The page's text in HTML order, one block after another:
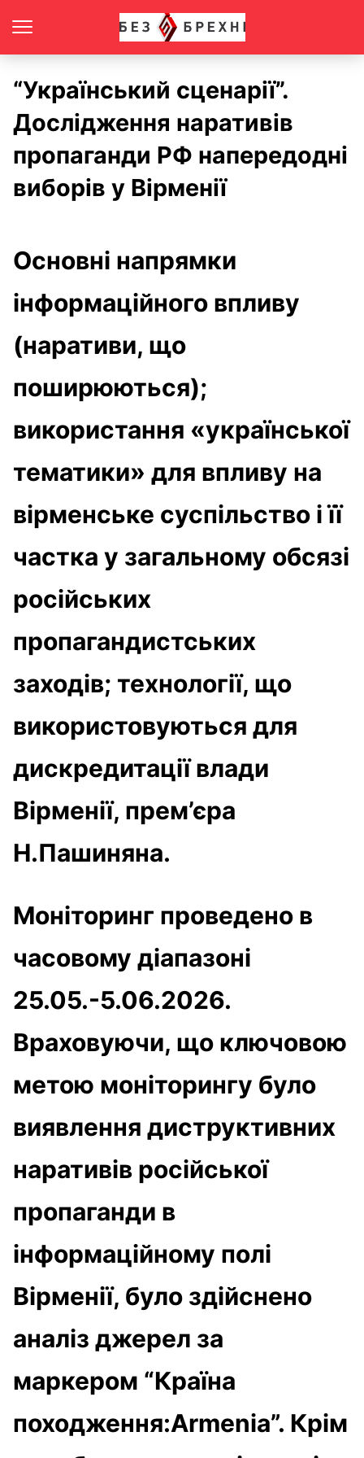
“Український сценарії”.
Дослідження наративів
пропаганди РФ напередодні
виборів у Вірменії
Основні напрямки
інформаційного впливу
(наративи, що
поширюються);
використання «української
тематики» для впливу на
вірменське суспільство і її
частка у загальному обсязі
російських
пропагандистських
заходів; технології, що
використовуються для
дискредитації влади
Вірменії, прем’єра
Н.Пашиняна.
Моніторинг проведено в
часовому діапазоні
25.05.-5.06.2026.
Враховуючи, що ключовою
метою моніторингу було
виявлення диструктивних
наративів російської
пропаганди в
інформаційному полі
Вірменії, було здійснено
аналіз джерел за
маркером “Країна
походження:Armenia”. Крім